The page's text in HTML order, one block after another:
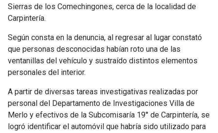
Sierras de los Comechingones, cerca de la localidad de
Carpintería.
Según consta en la denuncia, al regresar al lugar constató
que personas desconocidas habían roto una de las
ventanillas del vehículo y sustraído distintos elementos
personales del interior.
A partir de diversas tareas investigativas realizadas por
personal del Departamento de Investigaciones Villa de
Merlo y efectivos de la Subcomisaría 19° de Carpintería, se
logró identificar el automóvil que habría sido utilizado para